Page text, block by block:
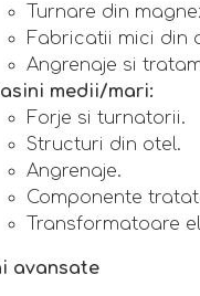
Turnare din
Fabricatii mici din
Angrenaje si
medii/mari:
Forje si turnatorii.
Structuri din otel.
Angrenaje.
Componente
Transformatoare
avansate